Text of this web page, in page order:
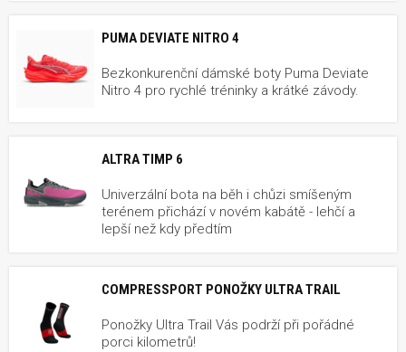
PUMA DEVIATE NITRO 4
Bezkonkurenční dámské boty Puma Deviate
Nitro 4 pro rychlé tréninky a krátké závody.
ALTRA TIMP 6
Univerzální bota na běh i chůzi smíšeným
terénem přichází v novém kabátě - lehčí a
lepší než kdy předtím
COMPRESSPORT PONOŽKY ULTRA TRAIL
Ponožky Ultra Trail Vás podrží při pořádné
porci kilometrů!